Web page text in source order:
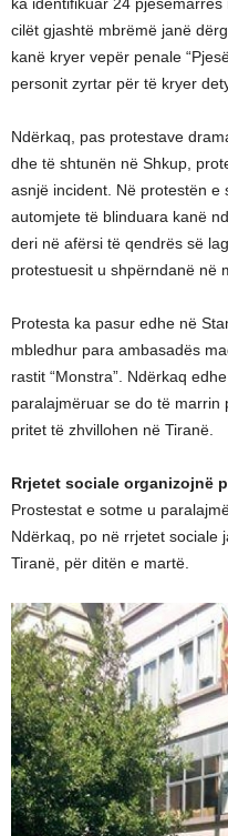
ka identifikuar 24
cilët gjashtë mbrëmë janë
kanë kryer vepër penale
personit zyrtar për të kryer
Ndërkaq, pas protestave
dhe të shtunën në Shkup,
asnjë incident. Në protestën e
automjete të blinduara kanë
deri në afërsi të qendrës së
protestuesit u shpërndanë në
Protesta ka pasur edhe në
mbledhur para ambasadës
rastit “Monstra”. Ndërkaq
paralajmëruar se do të
pritet të zhvillohen në Tiranë.
Rrjetet sociale organizojnë
Prostestat e sotme u
Ndërkaq, po në rrjetet sociale
Tiranë, për ditën e martë.